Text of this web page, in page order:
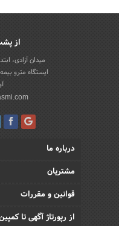
از
میدان آزادی،
ایستگاه مترو
درباره ما
مشتریان
قوانین و مقررات
از رپورتاژ آگهی تا